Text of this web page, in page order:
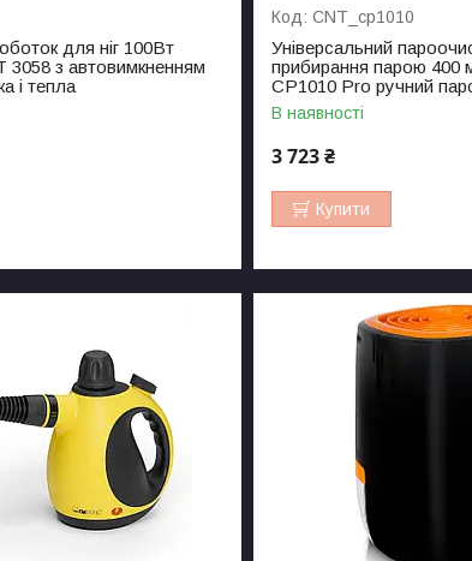
для ніг 100Вт
з автовимкненням
і тепла
CNT_cp1010
Універсальний
прибирання парою 400
CP1010 Pro ручний
В наявності
3 723 ₴
Купити